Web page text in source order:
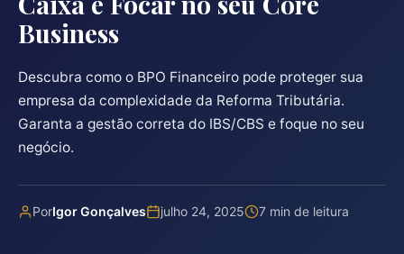
Business
Descubra como o BPO Financeiro pode proteger sua
empresa da complexidade da Reforma Tributária.
Garanta a gestão correta do IBS/CBS e foque no seu
negócio.
PorIgor Gonçalves julho 24, 2025 7 min de leitura